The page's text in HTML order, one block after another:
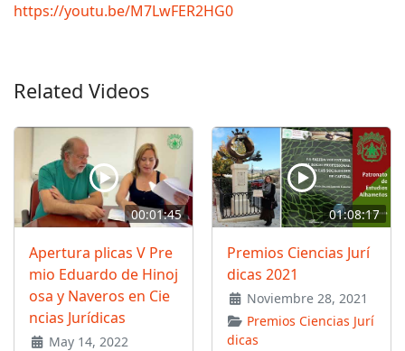
https://youtu.be/M7LwFER2HG0
Related Videos
00:01:45
Apertura plicas V Pre
mio Eduardo de Hinoj
osa y Naveros en Cie
ncias Jurídicas
May 14, 2022
01:08:17
Premios Ciencias Jurí
dicas 2021
Noviembre 28, 2021
Premios Ciencias Jurí
dicas